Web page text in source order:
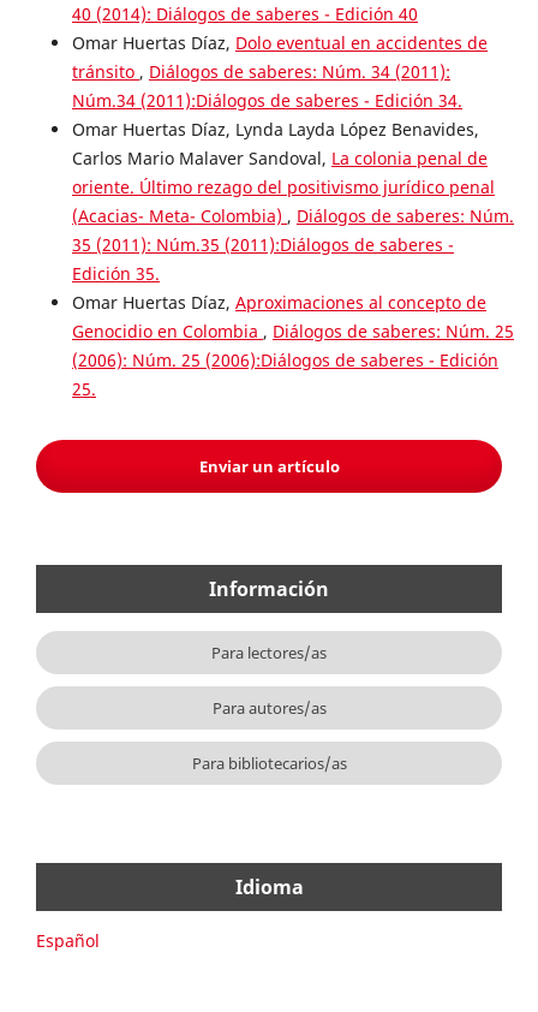
40 (2014): Diálogos de saberes - Edición 40
Omar Huertas Díaz, Dolo eventual en accidentes de
tránsito , Diálogos de saberes: Núm. 34 (2011):
Núm.34 (2011):Diálogos de saberes - Edición 34.
Omar Huertas Díaz, Lynda Layda López Benavides,
Carlos Mario Malaver Sandoval, La colonia penal de
oriente. Último rezago del positivismo jurídico penal
(Acacias- Meta- Colombia) , Diálogos de saberes: Núm.
35 (2011): Núm.35 (2011):Diálogos de saberes -
Edición 35.
Omar Huertas Díaz, Aproximaciones al concepto de
Genocidio en Colombia , Diálogos de saberes: Núm. 25
(2006): Núm. 25 (2006):Diálogos de saberes - Edición
25.
Enviar un artículo
Información
Para lectores/as
Para autores/as
Para bibliotecarios/as
Idioma
Español